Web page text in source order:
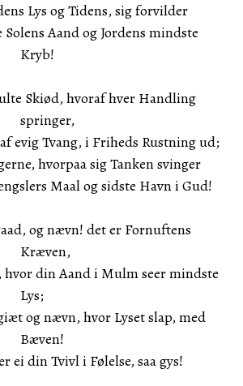
Lys og Tidens, sig forvilder
Aand og Jordens mindste
Kryb!
Skiød, hvoraf hver Handling
springer,
Tvang, i Friheds Rustning ud;
hvorpaa sig Tanken svinger
Maal og sidste Havn i Gud!
og nævn! det er Fornuftens
Kræven,
din Aand i Mulm seer mindste
Lys;
og nævn, hvor Lyset slap, med
Bæven!
din Tvivl i Følelse, saa gys!